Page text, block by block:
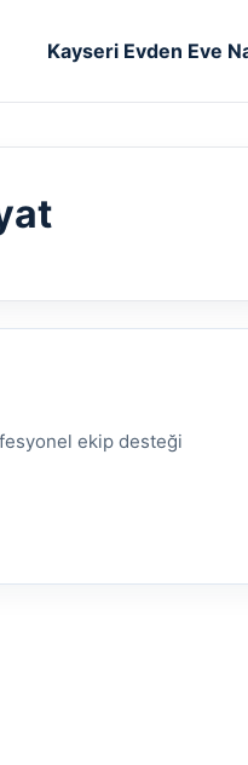
Kayseri Evden Eve
ekip desteği